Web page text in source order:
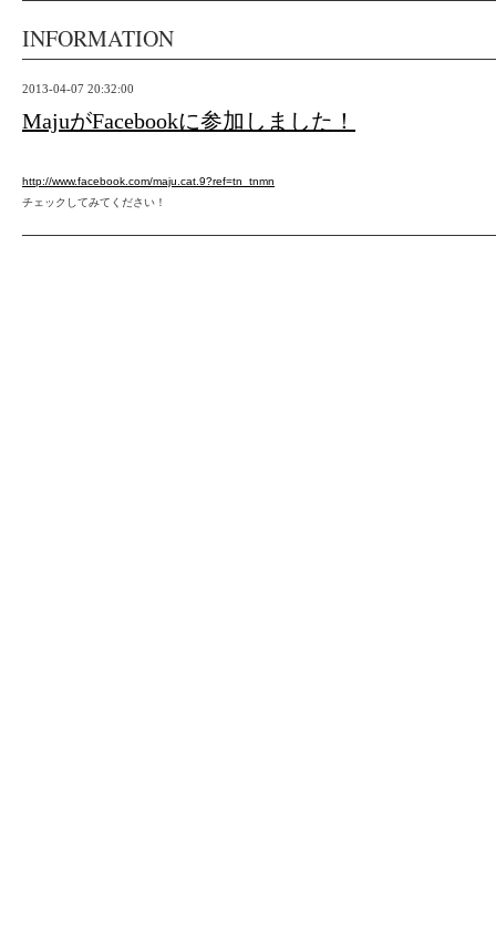
INFORMATION
2013-04-07 20:32:00
MajuがFacebookに参加しました！
http://www.facebook.com/maju.cat.9?ref=tn_tnmn
チェックしてみてください！